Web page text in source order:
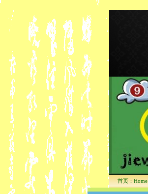
首页：Home